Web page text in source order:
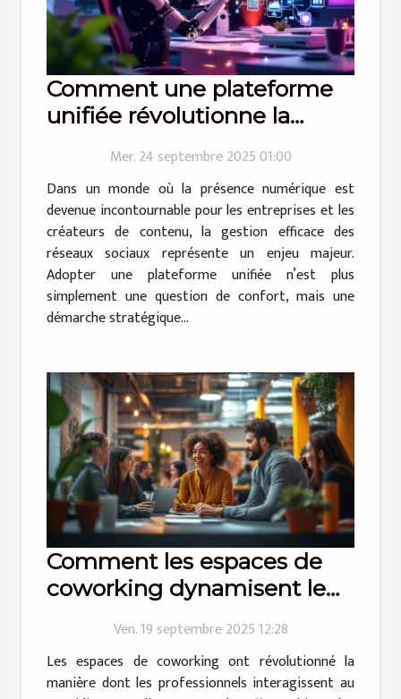
Comment une plateforme
unifiée révolutionne la
Mer. 24 septembre 2025 01:00
Dans un monde où la présence numérique est
devenue incontournable pour les entreprises et les
créateurs de contenu, la gestion efficace des
réseaux sociaux représente un enjeu majeur.
Adopter une plateforme unifiée n’est plus
simplement une question de confort, mais une
démarche stratégique...
Comment les espaces de
coworking dynamisent le
Ven. 19 septembre 2025 12:28
Les espaces de coworking ont révolutionné la
manière dont les professionnels interagissent au